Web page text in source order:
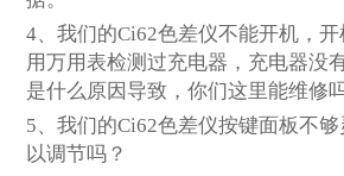
4、我们的Ci62色差仪不能开机，
用万用表检测过充电器，充电器没
是什么原因导致，你们这里能维修
5、我们的Ci62色差仪按键面板不
以调节吗？